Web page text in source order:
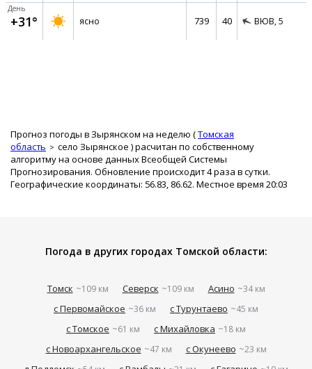
День
+31° ясно 739 40 ВЮВ, 5
Прогноз погоды в Зырянском на неделю (Томская
область
село Зырянское ) расчитан по собственному
алгоритму на основе данных Всеобщей Системы
Прогнозирования. Обновление происходит 4 раза в сутки.
Географические координаты: 56.83, 86.62. Местное время 20:03
Погода в других городах Томской области:
Томск ~109 км Северск ~109 км Асино ~34 км
с Первомайское ~36 км с Турунтаево ~45 км
с Томское ~61 км с Михайловка ~18 км
с Новоархангельское ~47 км с Окунеево ~23 км